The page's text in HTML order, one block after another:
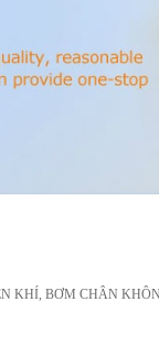
KHÍ, BƠM CHÂN